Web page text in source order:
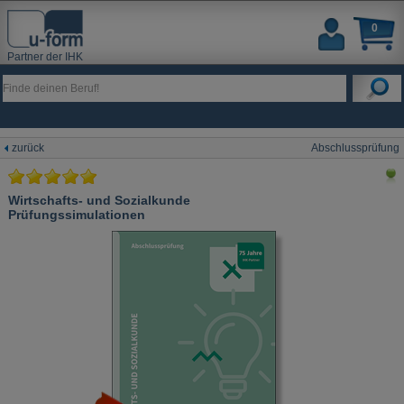
Partner der IHK
0
zurück Abschlussprüfung
Wirtschafts- und Sozialkunde
Prüfungssimulationen